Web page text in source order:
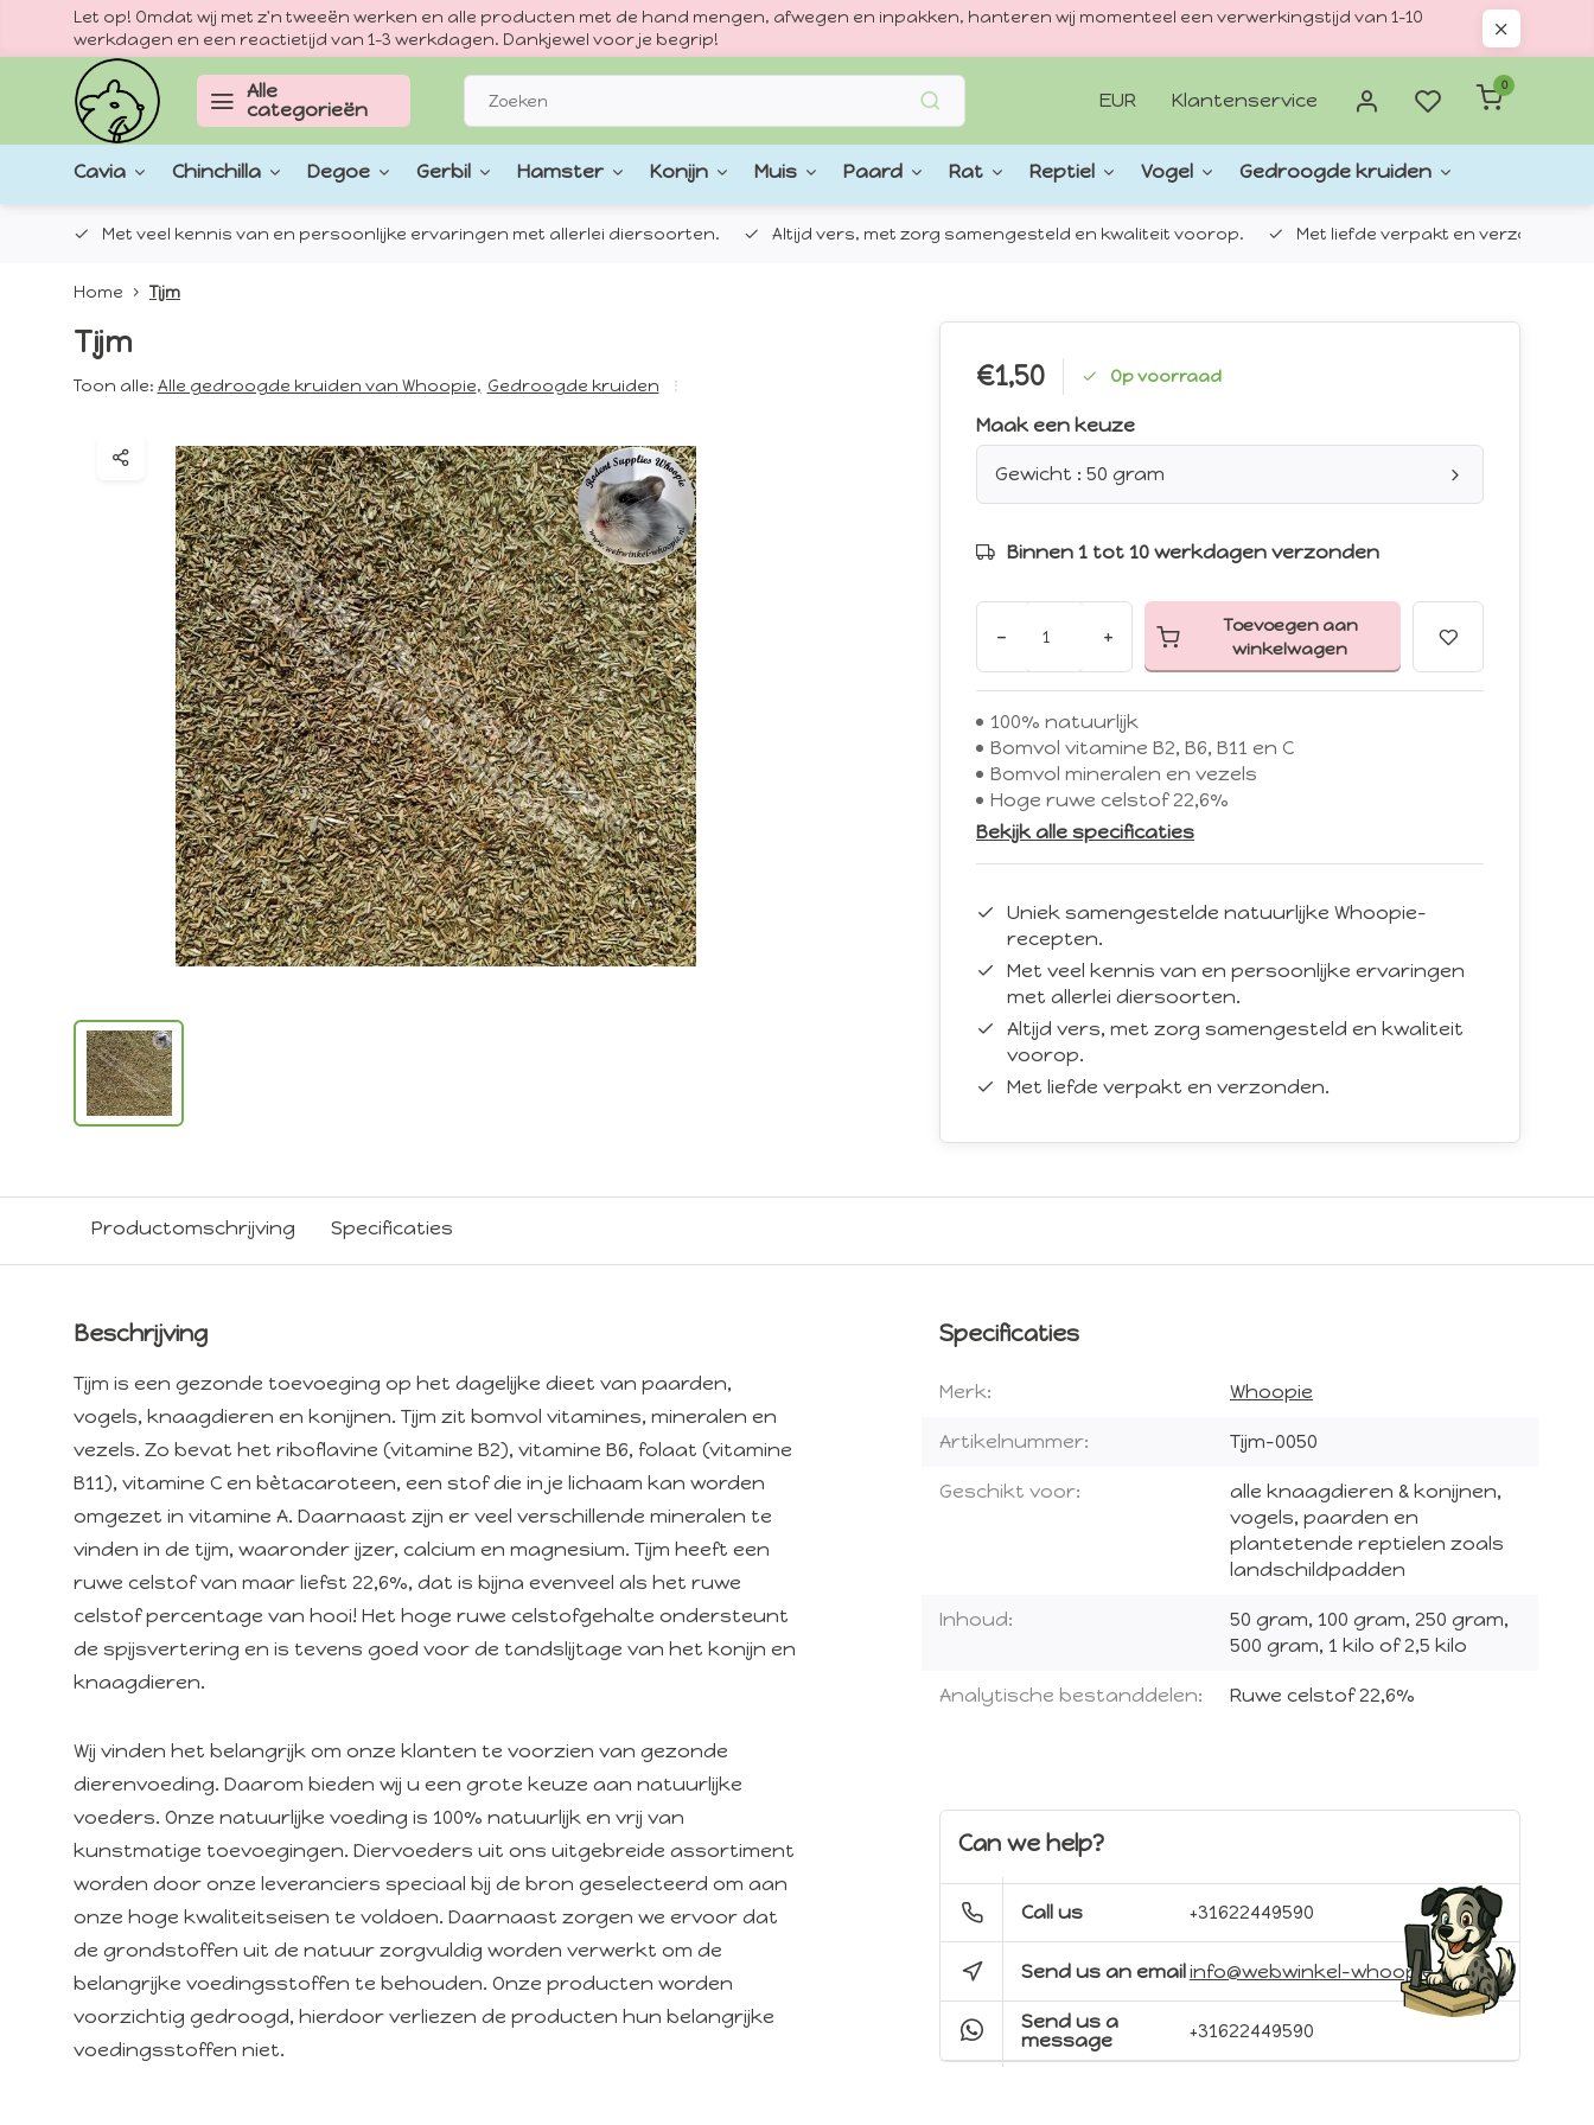
Let op! Omdat wij met z'n tweeën werken en alle producten met de hand mengen, afwegen en inpakken, hanteren wij momenteel een verwerkingstijd van 1–10
werkdagen en een reactietijd van 1–3 werkdagen. Dankjewel voor je begrip!
Alle
categorieën
EUR Klantenservice
0
Cavia Chinchilla Degoe Gerbil Hamster Konijn Muis Paard Rat Reptiel Vogel Gedroogde kruiden
Met veel kennis van en persoonlijke ervaringen met allerlei diersoorten. Altijd vers, met zorg samengesteld en kwaliteit voorop. Met liefde verpakt en verzonden.
Home Tijm
Tijm
Toon alle: Alle gedroogde kruiden van Whoopie, Gedroogde kruiden €1,50 Op voorraad
Maak een keuze
Gewicht : 50 gram
Binnen 1 tot 10 werkdagen verzonden
- +
Toevoegen aan
winkelwagen
100% natuurlijk
Bomvol vitamine B2, B6, B11 en C
Bomvol mineralen en vezels
Hoge ruwe celstof 22,6%
Bekijk alle specificaties
Uniek samengestelde natuurlijke Whoopie-
recepten.
Met veel kennis van en persoonlijke ervaringen
met allerlei diersoorten.
Altijd vers, met zorg samengesteld en kwaliteit
voorop.
Met liefde verpakt en verzonden.
Productomschrijving Specificaties
Beschrijving
Tijm is een gezonde toevoeging op het dagelijke dieet van paarden,
vogels, knaagdieren en konijnen. Tijm zit bomvol vitamines, mineralen en
vezels. Zo bevat het riboflavine (vitamine B2), vitamine B6, folaat (vitamine
B11), vitamine C en bètacaroteen, een stof die in je lichaam kan worden
omgezet in vitamine A. Daarnaast zijn er veel verschillende mineralen te
vinden in de tijm, waaronder ijzer, calcium en magnesium. Tijm heeft een
ruwe celstof van maar liefst 22,6%, dat is bijna evenveel als het ruwe
celstof percentage van hooi! Het hoge ruwe celstofgehalte ondersteunt
de spijsvertering en is tevens goed voor de tandslijtage van het konijn en
knaagdieren.
Wij vinden het belangrijk om onze klanten te voorzien van gezonde
dierenvoeding. Daarom bieden wij u een grote keuze aan natuurlijke
voeders. Onze natuurlijke voeding is 100% natuurlijk en vrij van
kunstmatige toevoegingen. Diervoeders uit ons uitgebreide assortiment
worden door onze leveranciers speciaal bij de bron geselecteerd om aan
onze hoge kwaliteitseisen te voldoen. Daarnaast zorgen we ervoor dat
de grondstoffen uit de natuur zorgvuldig worden verwerkt om de
belangrijke voedingsstoffen te behouden. Onze producten worden
voorzichtig gedroogd, hierdoor verliezen de producten hun belangrijke
voedingsstoffen niet.
Specificaties
Merk: Whoopie
Artikelnummer: Tijm-0050
Geschikt voor:
alle knaagdieren & konijnen,
vogels, paarden en
plantetende reptielen zoals
landschildpadden
Inhoud:
50 gram, 100 gram, 250 gram,
500 gram, 1 kilo of 2,5 kilo
Analytische bestanddelen: Ruwe celstof 22,6%
Can we help?
Call us +31622449590
Send us an emailinfo@webwinkel-whoopie.nl
Send us a
message
+31622449590